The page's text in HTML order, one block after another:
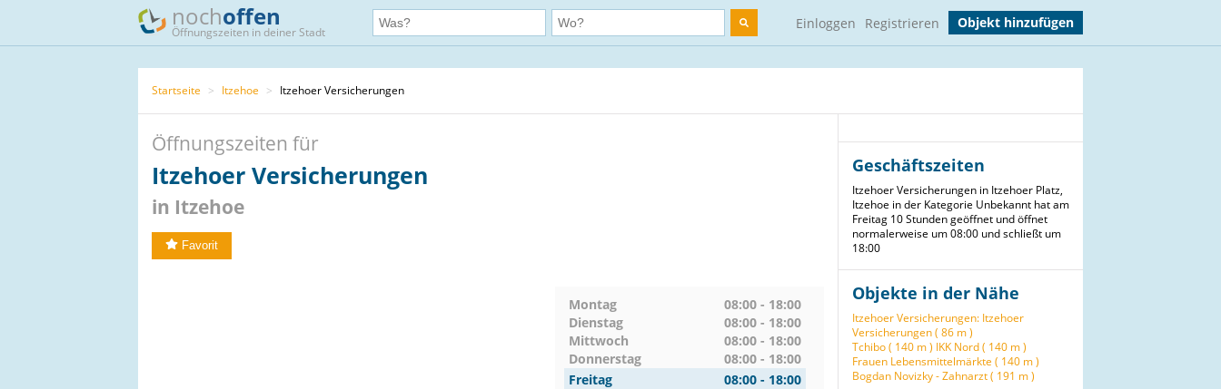
nochoffen
Öffnungszeiten in deiner Stadt
Einloggen Registrieren Objekt hinzufügen
Startseite > Itzehoe > Itzehoer Versicherungen
Öffnungszeiten für
Itzehoer Versicherungen
in Itzehoe
Favorit
Montag
08:00 - 18:00
Dienstag
08:00 - 18:00
Mittwoch
08:00 - 18:00
Donnerstag
08:00 - 18:00
Freitag
08:00 - 18:00
Geschäftszeiten
Itzehoer Versicherungen in Itzehoer Platz,
Itzehoe in der Kategorie Unbekannt hat am
Freitag 10 Stunden geöffnet und öffnet
normalerweise um 08:00 und schließt um
18:00
Objekte in der Nähe
Itzehoer Versicherungen: Itzehoer
Versicherungen ( 86 m )
Tchibo ( 140 m ) IKK Nord ( 140 m )
Frauen Lebensmittelmärkte ( 140 m )
Bogdan Novizky - Zahnarzt ( 191 m )